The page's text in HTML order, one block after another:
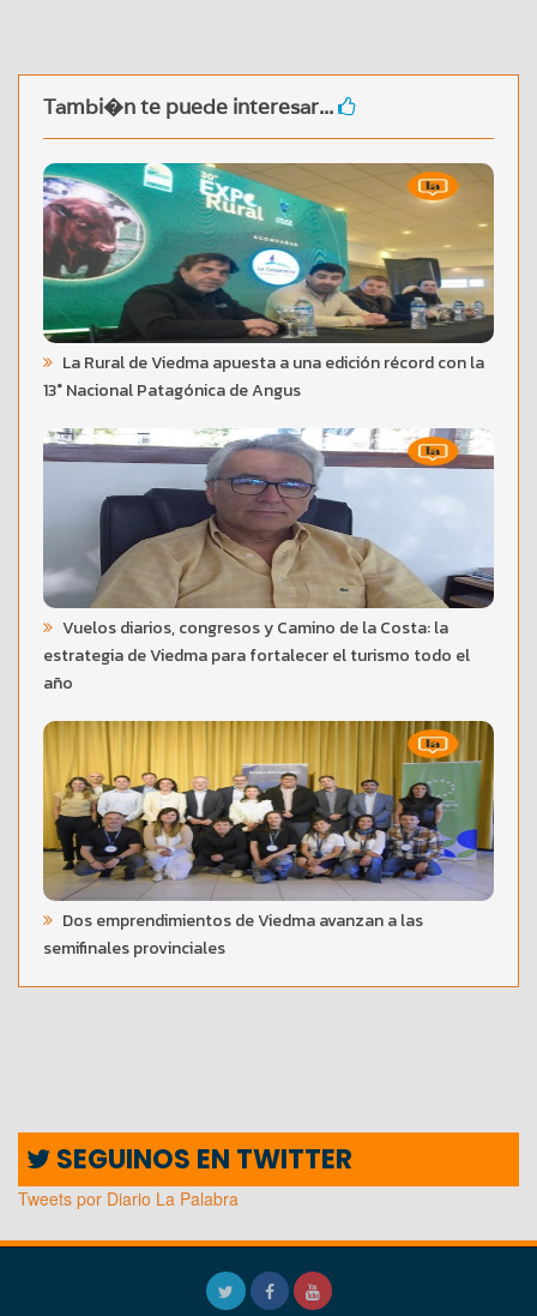
Tambi�n te puede interesar...
La Rural de Viedma apuesta a una edición récord con la
13° Nacional Patagónica de Angus
Vuelos diarios, congresos y Camino de la Costa: la
estrategia de Viedma para fortalecer el turismo todo el
año
Dos emprendimientos de Viedma avanzan a las
semifinales provinciales
SEGUINOS EN TWITTER
Tweets por Diario La Palabra